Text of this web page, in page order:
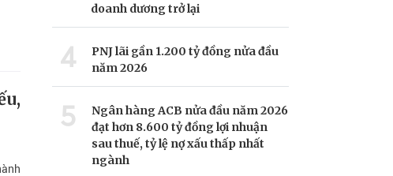
doanh dương trở lại
4
PNJ lãi gần 1.200 tỷ đồng nửa đầu
năm 2026
5
Ngân hàng ACB nửa đầu năm 2026
đạt hơn 8.600 tỷ đồng lợi nhuận
sau thuế, tỷ lệ nợ xấu thấp nhất
ngành